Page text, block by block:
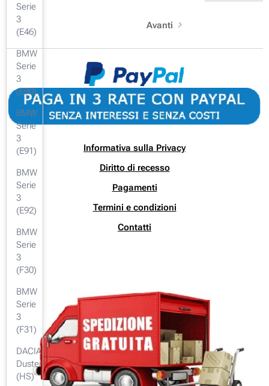
Serie
3
(E46)
BMW
Serie
3
(E90)
BMW
Serie
3
(E91)
BMW
Serie
3
(E92)
BMW
Serie
3
(F30)
BMW
Serie
3
(F31)
DACIA
Duster
(HS)
Avanti
Informativa sulla Privacy
Diritto di recesso
Pagamenti
Termini e condizioni
Contatti